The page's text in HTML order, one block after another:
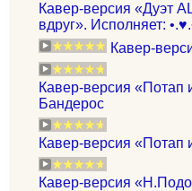
Кавер-версия «Дуэт
вдруг». Исполняет:
Кавер-
Кавер-версия «Потап
Бандерос
Кавер-версия «Потап
Кавер-версия